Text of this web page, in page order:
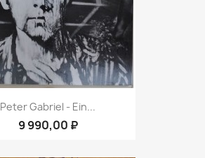
Peter Gabriel ‎- Ein...
9 990,00 ₽